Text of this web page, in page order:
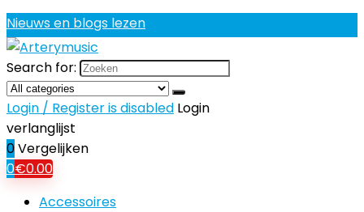
Nieuws en blogs lezen
Search for:
Login / Register is disabled Login
verlanglijst
0Vergelijken
0€0.00
Accessoires